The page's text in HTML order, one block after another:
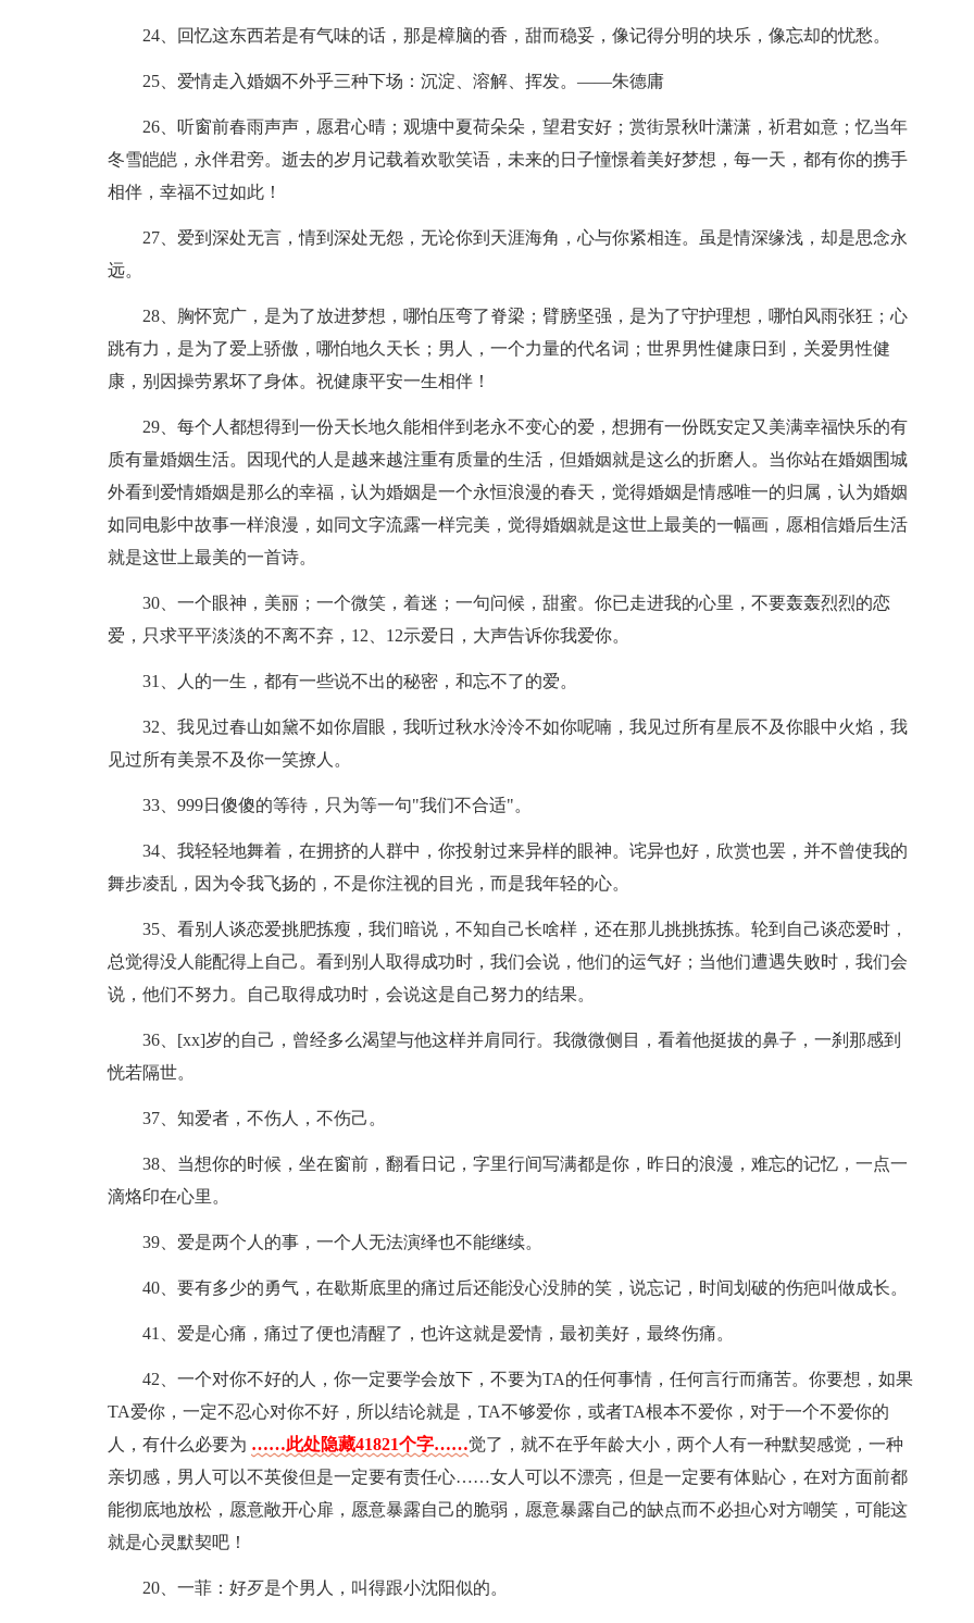
24、回忆这东西若是有气味的话，那是樟脑的香，甜而稳妥，像记得分明的块乐，像忘却的忧愁。
25、爱情走入婚姻不外乎三种下场：沉淀、溶解、挥发。——朱德庸
26、听窗前春雨声声，愿君心晴；观塘中夏荷朵朵，望君安好；赏街景秋叶潇潇，祈君如意；忆当年
冬雪皑皑，永伴君旁。逝去的岁月记载着欢歌笑语，未来的日子憧憬着美好梦想，每一天，都有你的携手
相伴，幸福不过如此！
27、爱到深处无言，情到深处无怨，无论你到天涯海角，心与你紧相连。虽是情深缘浅，却是思念永
远。
28、胸怀宽广，是为了放进梦想，哪怕压弯了脊梁；臂膀坚强，是为了守护理想，哪怕风雨张狂；心
跳有力，是为了爱上骄傲，哪怕地久天长；男人，一个力量的代名词；世界男性健康日到，关爱男性健
康，别因操劳累坏了身体。祝健康平安一生相伴！
29、每个人都想得到一份天长地久能相伴到老永不变心的爱，想拥有一份既安定又美满幸福快乐的有
质有量婚姻生活。因现代的人是越来越注重有质量的生活，但婚姻就是这么的折磨人。当你站在婚姻围城
外看到爱情婚姻是那么的幸福，认为婚姻是一个永恒浪漫的春天，觉得婚姻是情感唯一的归属，认为婚姻
如同电影中故事一样浪漫，如同文字流露一样完美，觉得婚姻就是这世上最美的一幅画，愿相信婚后生活
就是这世上最美的一首诗。
30、一个眼神，美丽；一个微笑，着迷；一句问候，甜蜜。你已走进我的心里，不要轰轰烈烈的恋
爱，只求平平淡淡的不离不弃，12、12示爱日，大声告诉你我爱你。
31、人的一生，都有一些说不出的秘密，和忘不了的爱。
32、我见过春山如黛不如你眉眼，我听过秋水泠泠不如你呢喃，我见过所有星辰不及你眼中火焰，我
见过所有美景不及你一笑撩人。
33、999日傻傻的等待，只为等一句"我们不合适"。
34、我轻轻地舞着，在拥挤的人群中，你投射过来异样的眼神。诧异也好，欣赏也罢，并不曾使我的
舞步凌乱，因为令我飞扬的，不是你注视的目光，而是我年轻的心。
35、看别人谈恋爱挑肥拣瘦，我们暗说，不知自己长啥样，还在那儿挑挑拣拣。轮到自己谈恋爱时，
总觉得没人能配得上自己。看到别人取得成功时，我们会说，他们的运气好；当他们遭遇失败时，我们会
说，他们不努力。自己取得成功时，会说这是自己努力的结果。
36、[xx]岁的自己，曾经多么渴望与他这样并肩同行。我微微侧目，看着他挺拔的鼻子，一刹那感到
恍若隔世。
37、知爱者，不伤人，不伤己。
38、当想你的时候，坐在窗前，翻看日记，字里行间写满都是你，昨日的浪漫，难忘的记忆，一点一
滴烙印在心里。
39、爱是两个人的事，一个人无法演绎也不能继续。
40、要有多少的勇气，在歇斯底里的痛过后还能没心没肺的笑，说忘记，时间划破的伤疤叫做成长。
41、爱是心痛，痛过了便也清醒了，也许这就是爱情，最初美好，最终伤痛。
42、一个对你不好的人，你一定要学会放下，不要为TA的任何事情，任何言行而痛苦。你要想，如果
TA爱你，一定不忍心对你不好，所以结论就是，TA不够爱你，或者TA根本不爱你，对于一个不爱你的
人，有什么必要为 ……此处隐藏41821个字……觉了，就不在乎年龄大小，两个人有一种默契感觉，一种
亲切感，男人可以不英俊但是一定要有责任心……女人可以不漂亮，但是一定要有体贴心，在对方面前都
能彻底地放松，愿意敞开心扉，愿意暴露自己的脆弱，愿意暴露自己的缺点而不必担心对方嘲笑，可能这
就是心灵默契吧！
20、一菲：好歹是个男人，叫得跟小沈阳似的。